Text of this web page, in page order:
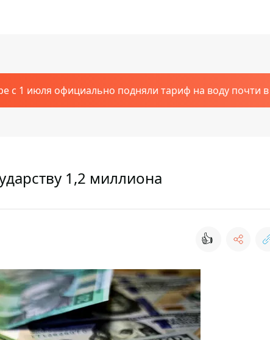
с 1 июля официально подняли тариф на воду почти в
1,2 миллиона
👍